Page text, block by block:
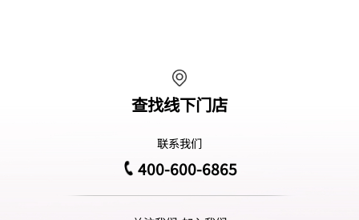
查找线下门店
联系我们
400-600-6865